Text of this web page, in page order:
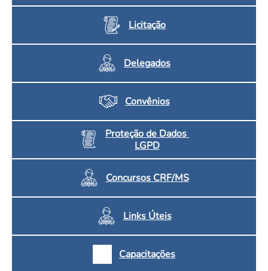
Licitação
Delegados
Convênios
Proteção de Dados
LGPD
Concursos CRF/MS
Links Úteis
Capacitações